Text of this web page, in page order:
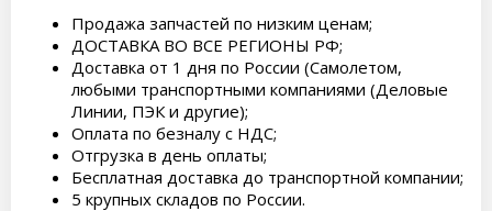
Продажа запчастей по низким ценам;
ДОСТАВКА ВО ВСЕ РЕГИОНЫ РФ;
Доставка от 1 дня по России (Самолетом,
любыми транспортными компаниями (Деловые
Линии, ПЭК и другие);
Оплата по безналу с НДС;
Отгрузка в день оплаты;
Бесплатная доставка до транспортной компании;
5 крупных складов по России.